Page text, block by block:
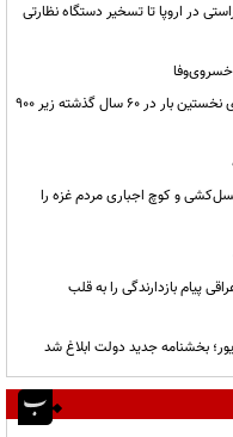
در اروپا تا تسخیر دستگاه نظارتی
خسروی‌وفا
سقوط تاریخی نرخ تولد در ایران؛ شمار نوزادان برای نخستین بار در ۶۰ سال گذشته زیر ۹۰۰
نسل‌کشی و کوچ اجباری مردم غزه را
پیام بازدارندگی را به قلب
بخشنامه جدید دولت ابلاغ شد